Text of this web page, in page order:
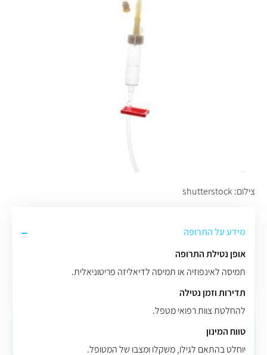
צילום: shutterstock
מידע על התרופה
אופן נטילת התרופה
תמיסה לאינפוזיה או תמיסה לדיאליזה פריטוניאלית.
תדירות וזמן נטילה
להחלטת צוות רפואי מטפל.
טווח המינון
יוחלט בהתאם לגילו, משקלו ומצבו של המטופל.